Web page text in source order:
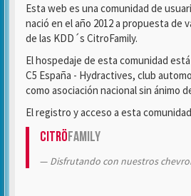
Esta web es una comunidad de
nació en el año 2012 a propuesta de
de las KDD´s CitroFamily.
El hospedaje de esta comunidad
C5 España - Hydractives, club
como asociación nacional sin ánimo
El registro y acceso a esta
CitröFamily
Disfrutando con nuestros